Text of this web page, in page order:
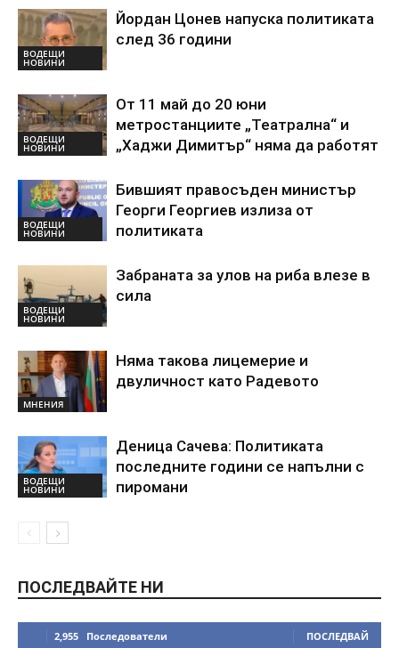
ВОДЕЩИ
НОВИНИ
Йордан Цонев напуска политиката
след 36 години
ВОДЕЩИ
НОВИНИ
От 11 май до 20 юни
метростанциите „Театрална“ и
„Хаджи Димитър“ няма да работят
ВОДЕЩИ
НОВИНИ
Бившият правосъден министър
Георги Георгиев излиза от
политиката
ВОДЕЩИ
НОВИНИ
Забраната за улов на риба влезе в
сила
МНЕНИЯ
Няма такова лицемерие и
двуличност като Радевото
ВОДЕЩИ
НОВИНИ
Деница Сачева: Политиката
последните години се напълни с
пиромани
ПОСЛЕДВАЙТЕ НИ
2,955 Последователи ПОСЛЕДВАЙ